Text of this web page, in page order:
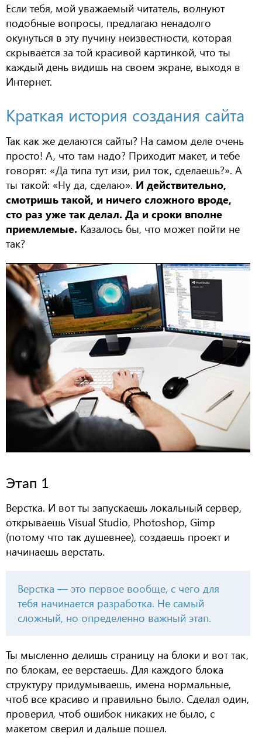
Если тебя, мой уважаемый читатель, волнуют
подобные вопросы, предлагаю ненадолго
окунуться в эту пучину неизвестности, которая
скрывается за той красивой картинкой, что ты
каждый день видишь на своем экране, выходя в
Интернет.
Краткая история создания сайта
Так как же делаются сайты? На самом деле очень
просто! А, что там надо? Приходит макет, и тебе
говорят: «Да типа тут изи, рил ток, сделаешь?». А
ты такой: «Ну да, сделаю». И действительно,
смотришь такой, и ничего сложного вроде,
сто раз уже так делал. Да и сроки вполне
приемлемые. Казалось бы, что может пойти не
так?
Этап 1
Верстка. И вот ты запускаешь локальный сервер,
открываешь Visual Studio, Photoshop, Gimp
(потому что так душевнее), создаешь проект и
начинаешь верстать.
Верстка — это первое вообще, с чего для
тебя начинается разработка. Не самый
сложный, но определенно важный этап.
Ты мысленно делишь страницу на блоки и вот так,
по блокам, ее верстаешь. Для каждого блока
структуру придумываешь, имена нормальные,
чтоб все красиво и правильно было. Сделал один,
проверил, чтоб ошибок никаких не было, с
макетом сверил и дальше пошел.